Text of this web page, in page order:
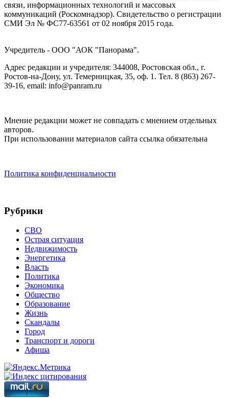
связи, информационных технологий и массовых
коммуникаций (Роскомнадзор). Cвидетельство о регистрации
СМИ Эл № ФС77-63561 от 02 ноября 2015 года.
Учредитель - ООО "АОК "Панорама".
Адрес редакции и учредителя: 344008, Ростовская обл., г.
Ростов-на-Дону, ул. Темерницкая, 35, оф. 1. Тел. 8 (863) 267-
39-16, email: info@panram.ru
Мнение редакции может не совпадать с мнением отдельных
авторов.
При использовании материалов сайта ссылка обязательна
Политика конфиденциальности
Рубрики
СВО
Острая ситуация
Недвижимость
Энергетика
Власть
Политика
Экономика
Общество
Образование
Жизнь
Скандалы
Город
Транспорт и дороги
Афиша